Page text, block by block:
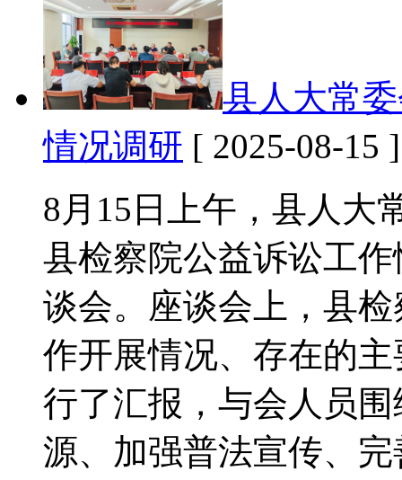
县人大常
情况调研 [ 2025-08-15 ]
8月15日上午，县人大
县检察院公益诉讼工
谈会。座谈会上，县
作开展情况、存在的
行了汇报，与会人员
源、加强普法宣传、